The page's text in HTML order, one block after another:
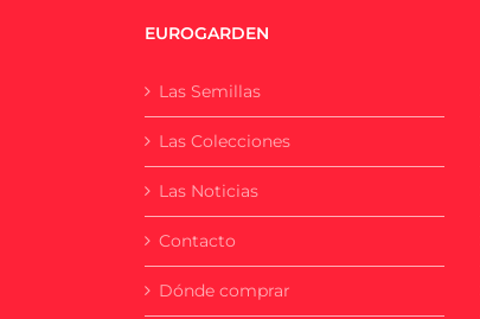
EUROGARDEN
Las Semillas
Las Colecciones
Las Noticias
Contacto
Dónde comprar